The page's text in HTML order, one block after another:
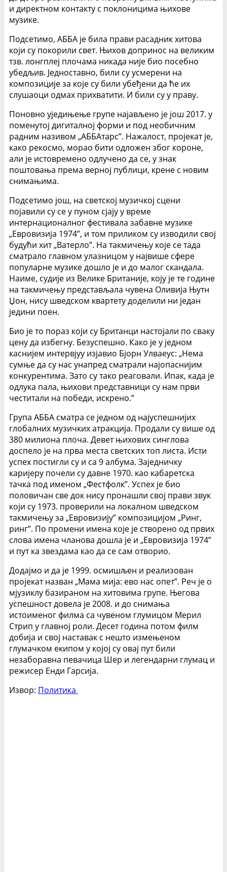
и директном контакту с поклоницима њихове
музике.
Подсетимо, АББА је била прави расадник хитова
који су покорили свет. Њихов допринос на великим
тзв. лонгплеј плочама никада није био посебно
убедљив. Једноставно, били су усмерени на
композиције за које су били убеђени да ће их
слушаоци одмах прихватити. И били су у праву.
Поновно уједињење групе најављено је још 2017. у
поменутој дигиталној форми и под необичним
радним називом „АББАтарс”. Нажалост, пројекат је,
како рекосмо, морао бити одложен због короне,
али је истовремено одлучено да се, у знак
поштовања према верној публици, крене с новим
снимањима.
Подсетимо још, на светској музичкој сцени
појавили су се у пуном сјају у време
интернационалног фестивала забавне музике
„Евровизија 1974”, и том приликом су изводили свој
будући хит „Ватерло”. На такмичењу које се тада
сматрало главном улазницом у највише сфере
популарне музике дошло је и до малог скандала.
Наиме, судије из Велике Британије, коју је те године
на такмичењу представљала чувена Оливија Њутн
Џон, нису шведском квартету доделили ни један
једини поен.
Био је то пораз који су Британци настојали по сваку
цену да избегну. Безуспешно. Како је у једном
каснијем интервјуу изјавио Бјорн Улваеус: „Нема
сумње да су нас унапред сматрали најопаснијим
конкурентима. Зато су тако реаговали. Ипак, када је
одлука пала, њихови представници су нам први
честитали на победи, искрено.”
Група АББА сматра се једном од најуспешнијих
глобалних музичких атракција. Продали су више од
380 милиона плоча. Девет њихових синглова
доспело је на прва места светских топ листа. Исти
успех постигли су и са 9 албума. Заједничку
каријеру почели су давне 1970. као кабаретска
тачка под именом „Фестфолк”. Успех је био
половичан све док нису пронашли свој прави звук
који су 1973. проверили на локалном шведском
такмичењу за „Евровизију” композицијом „Ринг,
ринг”. По промени имена које је створено од првих
слова имена чланова дошла је и „Евровизија 1974”
и пут ка звездама као да се сам отворио.
Додајмо и да је 1999. осмишљен и реализован
пројекат назван „Мама мија: ево нас опет”. Реч је о
мјузиклу базираном на хитовима групе. Његова
успешност довела је 2008. и до снимања
истоименог филма са чувеном глумицом Мерил
Стрип у главној роли. Десет година потом филм
добија и свој наставак с нешто измењеном
глумачком екипом у којој су овај пут били
незаборавна певачица Шер и легендарни глумац и
режисер Енди Гарсија.
Извор: Политика